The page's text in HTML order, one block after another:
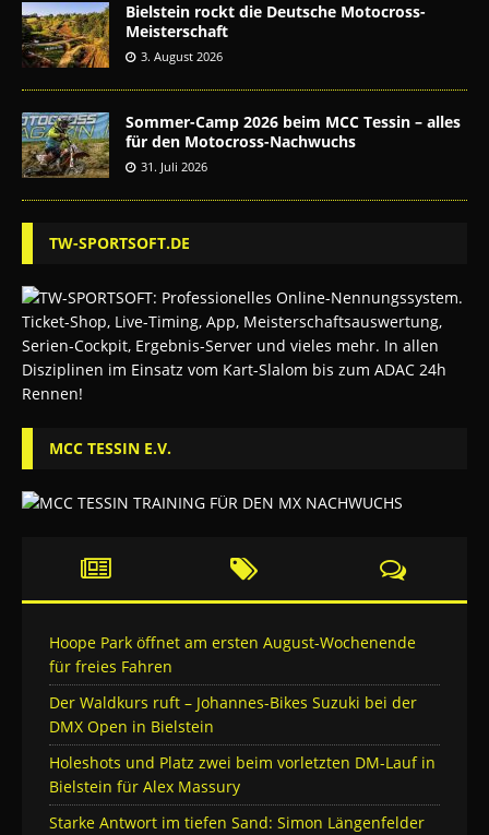
Bielstein rockt die Deutsche Motocross-
Meisterschaft
3. August 2026
Sommer-Camp 2026 beim MCC Tessin – alles
für den Motocross-Nachwuchs
31. Juli 2026
TW-SPORTSOFT.DE
MCC TESSIN E.V.
Hoope Park öffnet am ersten August-Wochenende
für freies Fahren
Der Waldkurs ruft – Johannes-Bikes Suzuki bei der
DMX Open in Bielstein
Holeshots und Platz zwei beim vorletzten DM-Lauf in
Bielstein für Alex Massury
Starke Antwort im tiefen Sand: Simon Längenfelder